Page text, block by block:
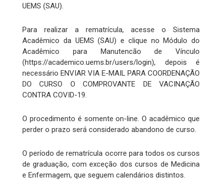
UEMS (SAU).
Para realizar a rematrícula, acesse o Sistema
Acadêmico da UEMS (SAU) e clique no Módulo do
Acadêmico para Manutencão de Vínculo
(https://academico.uems.br/users/login), depois é
necessário ENVIAR VIA E-MAIL PARA COORDENAÇÃO
DO CURSO O COMPROVANTE DE VACINAÇÃO
CONTRA COVID-19.
O procedimento é somente on-line. O acadêmico que
perder o prazo será considerado abandono de curso.
O período de rematrícula ocorre para todos os cursos
de graduação, com exceção dos cursos de Medicina
e Enfermagem, que seguem calendários distintos.